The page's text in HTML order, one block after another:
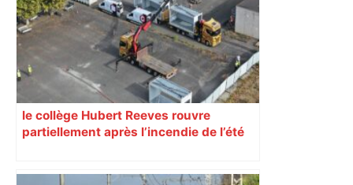
le collège Hubert Reeves rouvre
partiellement après l’incendie de l’été